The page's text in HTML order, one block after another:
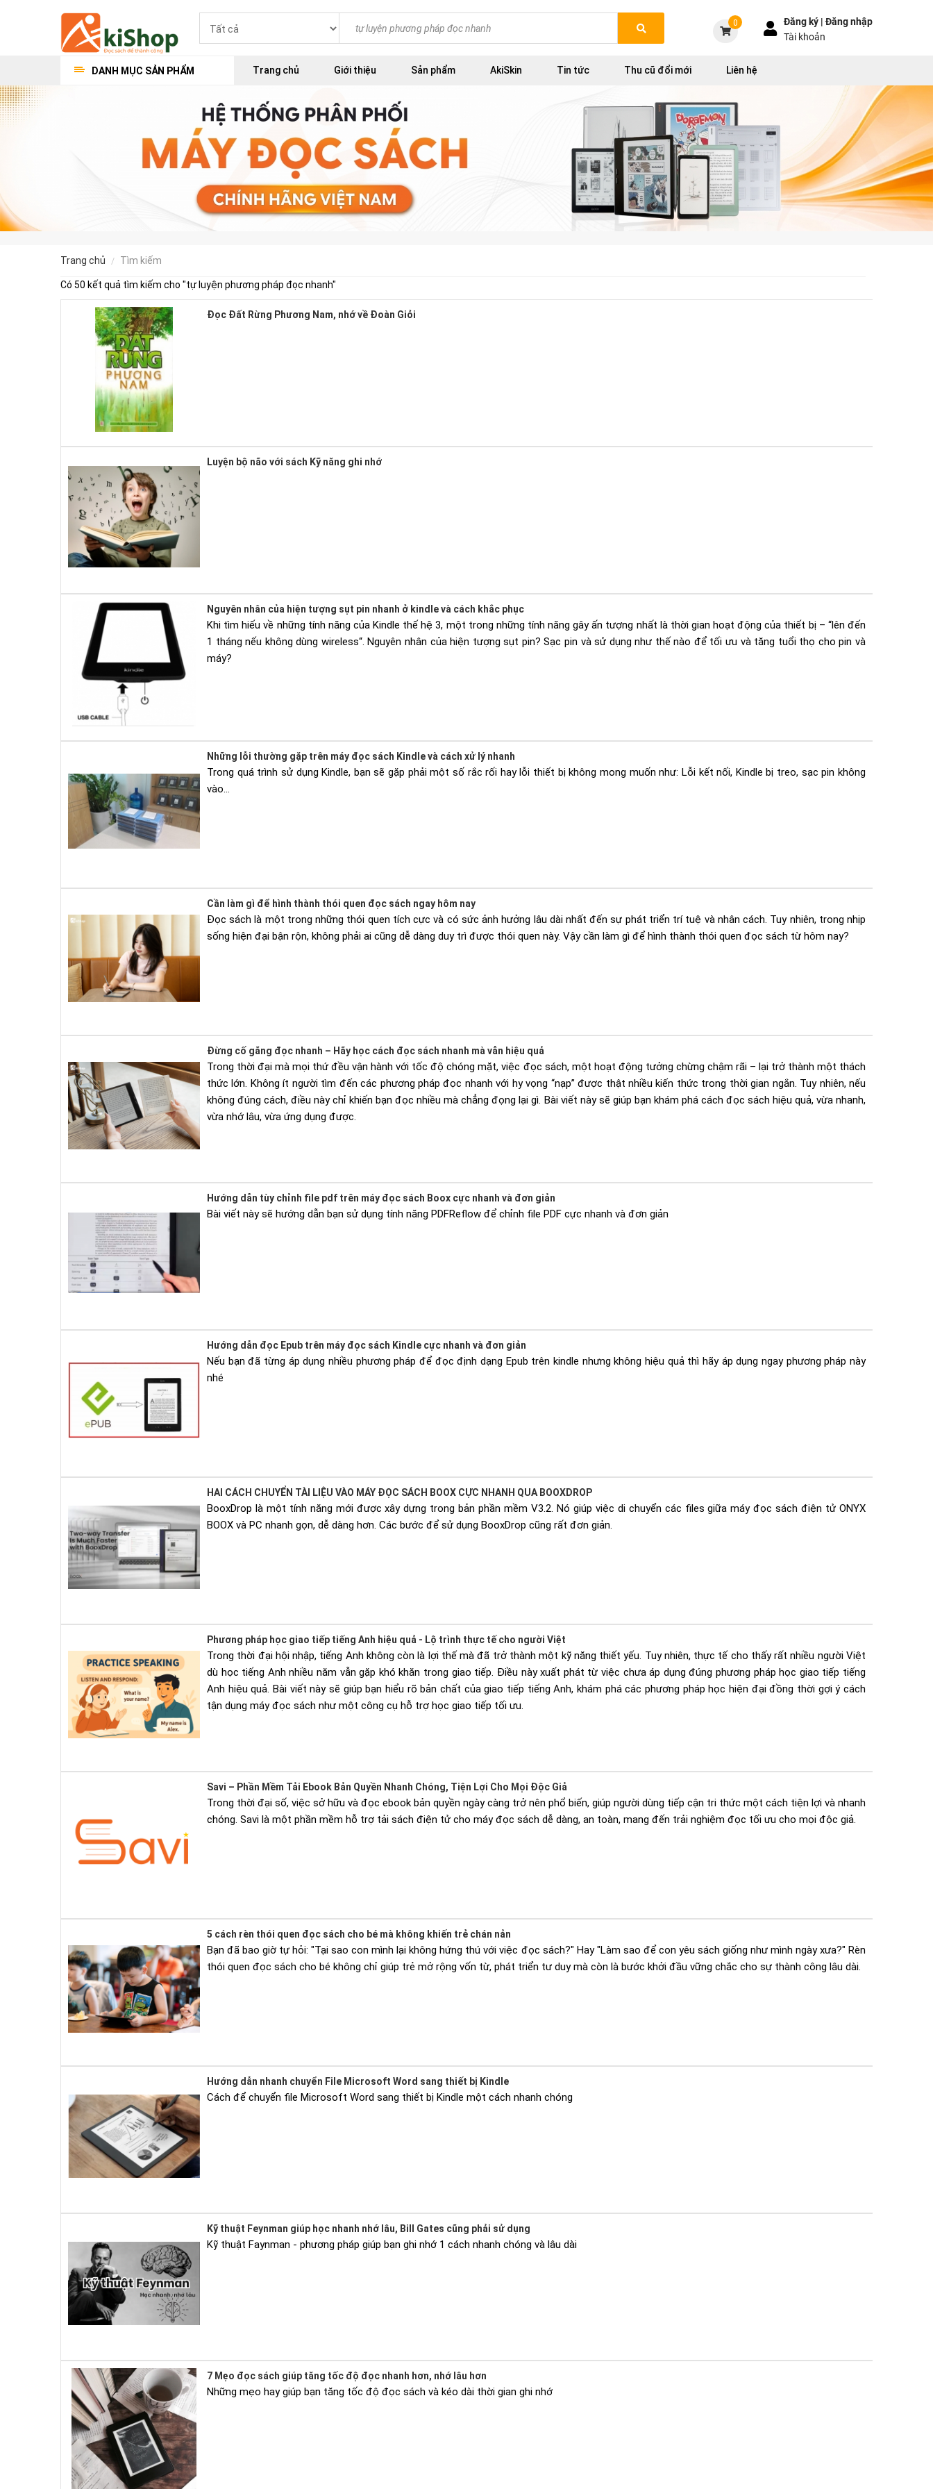
0 Đăng ký |Đăng nhập
Tài khoản
DANH MỤC SẢN PHẨM Trang chủ Giới thiệu Sản phẩm AkiSkin Tin tức Thu cũ đổi mới Liên hệ
trang chủ tìm kiếm
Có 50 kết quả tìm kiếm cho "tự luyện phương pháp đọc nhanh"
Đọc Đất Rừng Phương Nam, nhớ về Đoàn Giỏi
Luyện bộ não với sách Kỹ năng ghi nhớ
Nguyên nhân của hiện tượng sụt pin nhanh ở kindle và cách khắc phục
Khi tìm hiếu về những tính năng của Kindle thế hệ 3, một trong những tính năng gây ấn tượng nhất là thời gian hoạt động của thiết bị – “lên đến
1 tháng nếu không dùng wireless“. Nguyên nhân của hiện tượng sụt pin? Sạc pin và sử dụng như thế nào để tối ưu và tăng tuổi thọ cho pin và
máy?
Những lỗi thường gặp trên máy đọc sách Kindle và cách xử lý nhanh
Trong quá trình sử dụng Kindle, bạn sẽ gặp phải một số rắc rối hay lỗi thiết bị không mong muốn như: Lỗi kết nối, Kindle bị treo, sạc pin không
vào...
Cần làm gì để hình thành thói quen đọc sách ngay hôm nay
Đọc sách là một trong những thói quen tích cực và có sức ảnh hưởng lâu dài nhất đến sự phát triển trí tuệ và nhân cách. Tuy nhiên, trong nhịp
sống hiện đại bận rộn, không phải ai cũng dễ dàng duy trì được thói quen này. Vậy cần làm gì để hình thành thói quen đọc sách từ hôm nay?
Đừng cố gắng đọc nhanh – Hãy học cách đọc sách nhanh mà vẫn hiệu quả
Trong thời đại mà mọi thứ đều vận hành với tốc độ chóng mặt, việc đọc sách, một hoạt động tưởng chừng chậm rãi – lại trở thành một thách
thức lớn. Không ít người tìm đến các phương pháp đọc nhanh với hy vọng “nạp” được thật nhiều kiến thức trong thời gian ngắn. Tuy nhiên, nếu
không đúng cách, điều này chỉ khiến bạn đọc nhiều mà chẳng đọng lại gì. Bài viết này sẽ giúp bạn khám phá cách đọc sách hiệu quả, vừa nhanh,
vừa nhớ lâu, vừa ứng dụng được.
Hướng dẫn tùy chỉnh file pdf trên máy đọc sách Boox cực nhanh và đơn giản
Bài viết này sẽ hướng dẫn bạn sử dụng tính năng PDFReflow để chỉnh file PDF cực nhanh và đơn giản
Hướng dẫn đọc Epub trên máy đọc sách Kindle cực nhanh và đơn giản
Nếu bạn đã từng áp dụng nhiều phương pháp để đọc định dạng Epub trên kindle nhưng không hiệu quả thì hãy áp dụng ngay phương pháp này
nhé
HAI CÁCH CHUYỂN TÀI LIỆU VÀO MÁY ĐỌC SÁCH BOOX CỰC NHANH QUA BOOXDROP
BooxDrop là một tính năng mới được xây dựng trong bản phần mềm V3.2. Nó giúp việc di chuyển các files giữa máy đọc sách điện tử ONYX
BOOX và PC nhanh gọn, dễ dàng hơn. Các bước để sử dụng BooxDrop cũng rất đơn giản.
Phương pháp học giao tiếp tiếng Anh hiệu quả - Lộ trình thực tế cho người Việt
Trong thời đại hội nhập, tiếng Anh không còn là lợi thế mà đã trở thành một kỹ năng thiết yếu. Tuy nhiên, thực tế cho thấy rất nhiều người Việt
dù học tiếng Anh nhiều năm vẫn gặp khó khăn trong giao tiếp. Điều này xuất phát từ việc chưa áp dụng đúng phương pháp học giao tiếp tiếng
Anh hiệu quả. Bài viết này sẽ giúp bạn hiểu rõ bản chất của giao tiếp tiếng Anh, khám phá các phương pháp học hiện đại đồng thời gợi ý cách
tận dụng máy đọc sách như một công cụ hỗ trợ học giao tiếp tối ưu.
Savi – Phần Mềm Tải Ebook Bản Quyền Nhanh Chóng, Tiện Lợi Cho Mọi Độc Giả
Trong thời đại số, việc sở hữu và đọc ebook bản quyền ngày càng trở nên phổ biến, giúp người dùng tiếp cận tri thức một cách tiện lợi và nhanh
chóng. Savi là một phần mềm hỗ trợ tải sách điện tử cho máy đọc sách dễ dàng, an toàn, mang đến trải nghiệm đọc tối ưu cho mọi độc giả.
5 cách rèn thói quen đọc sách cho bé mà không khiến trẻ chán nản
Bạn đã bao giờ tự hỏi: "Tại sao con mình lại không hứng thú với việc đọc sách?" Hay "Làm sao để con yêu sách giống như mình ngày xưa?" Rèn
thói quen đọc sách cho bé không chỉ giúp trẻ mở rộng vốn từ, phát triển tư duy mà còn là bước khởi đầu vững chắc cho sự thành công lâu dài.
Hướng dẫn nhanh chuyển File Microsoft Word sang thiết bị Kindle
Cách để chuyển file Microsoft Word sang thiết bị Kindle một cách nhanh chóng
Kỹ thuật Feynman giúp học nhanh nhớ lâu, Bill Gates cũng phải sử dụng
Kỹ thuật Faynman - phương pháp giúp bạn ghi nhớ 1 cách nhanh chóng và lâu dài
7 Mẹo đọc sách giúp tăng tốc độ đọc nhanh hơn, nhớ lâu hơn
Những mẹo hay giúp bạn tăng tốc độ đọc sách và kéo dài thời gian ghi nhớ